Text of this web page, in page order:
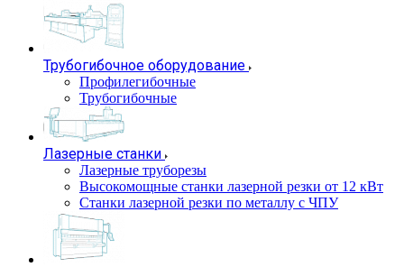
Трубогибочное оборудование
Профилегибочные
Трубогибочные
Лазерные станки
Лазерные труборезы
Высокомощные станки лазерной резки от 12 кВт
Станки лазерной резки по металлу с ЧПУ